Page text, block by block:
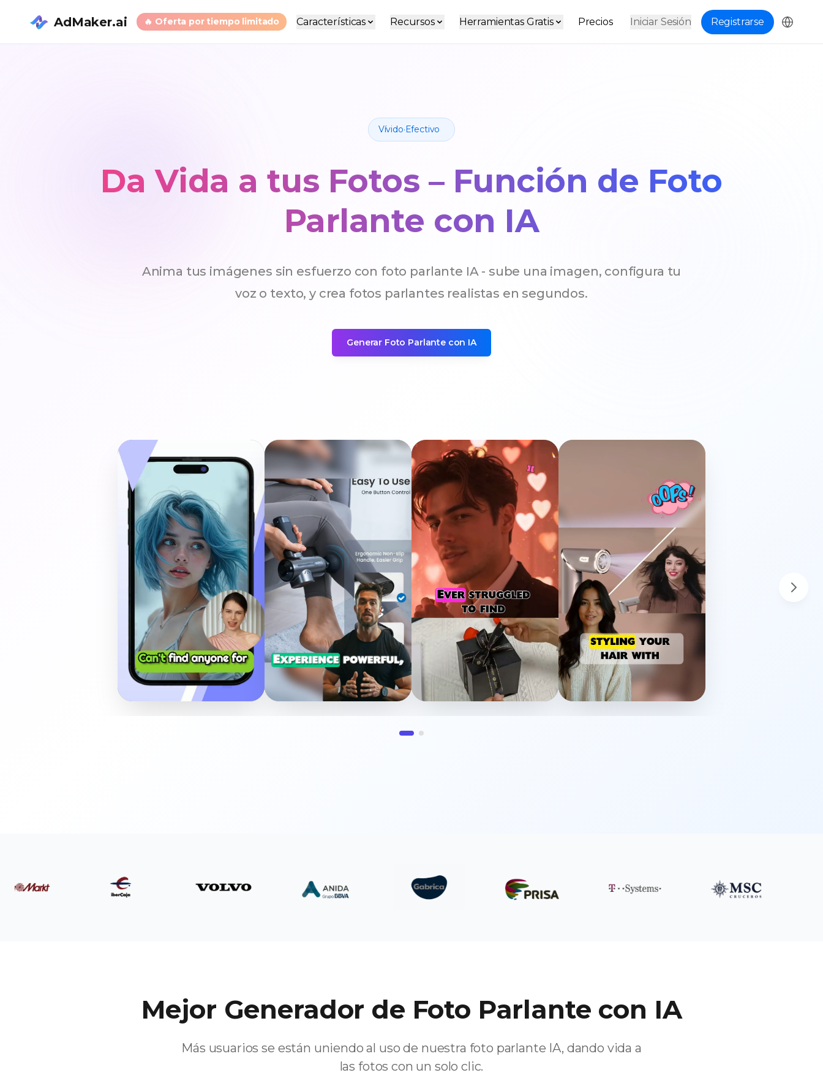
AdMaker.ai 🔥 Oferta por tiempo limitado Características Recursos Herramientas Gratis Precios Iniciar Sesión Registrarse
Vívido·Efectivo
Da Vida a tus Fotos – Función de Foto
Parlante con IA
Anima tus imágenes sin esfuerzo con foto parlante IA - sube una imagen, configura tu
voz o texto, y crea fotos parlantes realistas en segundos.
Generar Foto Parlante con IA
Mejor Generador de Foto Parlante con IA
Más usuarios se están uniendo al uso de nuestra foto parlante IA, dando vida a
las fotos con un solo clic.